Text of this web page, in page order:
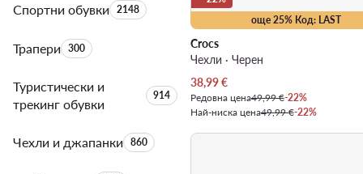
Спортни обувкиБрой на продуктите:
2148
ТрапериБрой на продуктите:
300
Туристически и
трекинг обувки
Брой на продуктите:
914
Чехли и джапанкиБрой на продуктите:
860
още 25% Код: LAST
Crocs
Чехли · Черен
Актуална цена
38,99€
Редовна цена49,99 €-22%
Най-ниска цена49,99 €-22%